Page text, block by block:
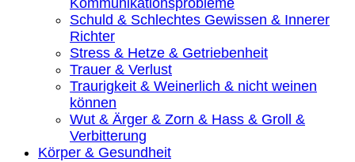
Kommunikationsprobleme
Schuld & Schlechtes Gewissen & Innerer
Richter
Stress & Hetze & Getriebenheit
Trauer & Verlust
Traurigkeit & Weinerlich & nicht weinen
können
Wut & Ärger & Zorn & Hass & Groll &
Verbitterung
Körper & Gesundheit